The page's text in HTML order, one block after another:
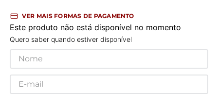
VER MAIS FORMAS DE PAGAMENTO
Este produto não está disponível no momento
Quero saber quando estiver disponível